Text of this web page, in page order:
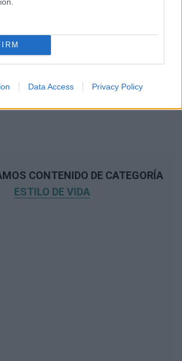
Data Access Privacy Policy
CONTENIDO DE CATEGORÍA
ESTILO DE VIDA